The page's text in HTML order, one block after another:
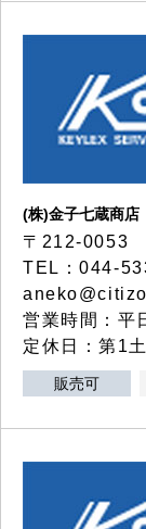
(株)金子七蔵商店
〒212-0053
TEL：044-
営業時間：
定休日：第1
販売可